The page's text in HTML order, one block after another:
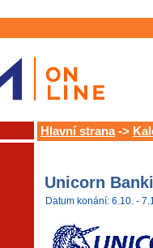
Hlavní strana->
Unicorn
Datum konání: 6.10. -